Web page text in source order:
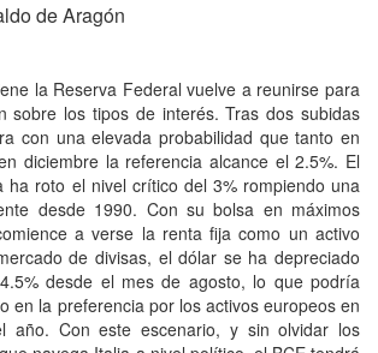
de Aragón
la Reserva Federal vuelve a reunirse para
sobre los tipos de interés. Tras dos subidas
con una elevada probabilidad que tanto en
diciembre la referencia alcance el 2.5%. El
ha roto el nivel crítico del 3% rompiendo una
desde 1990. Con su bolsa en máximos
a verse la renta fija como un activo
de divisas, el dólar se ha depreciado
desde el mes de agosto, lo que podría
en la preferencia por los activos europeos en
año. Con este escenario, y sin olvidar los